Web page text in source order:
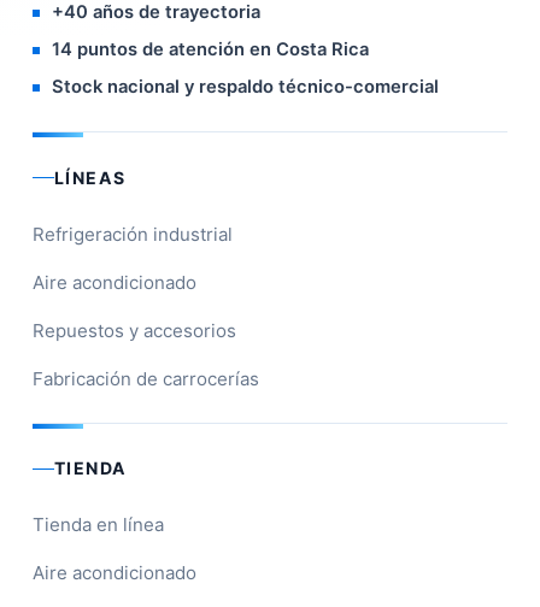
+40 años de trayectoria
14 puntos de atención en Costa Rica
Stock nacional y respaldo técnico-comercial
LÍNEAS
Refrigeración industrial
Aire acondicionado
Repuestos y accesorios
Fabricación de carrocerías
TIENDA
Tienda en línea
Aire acondicionado